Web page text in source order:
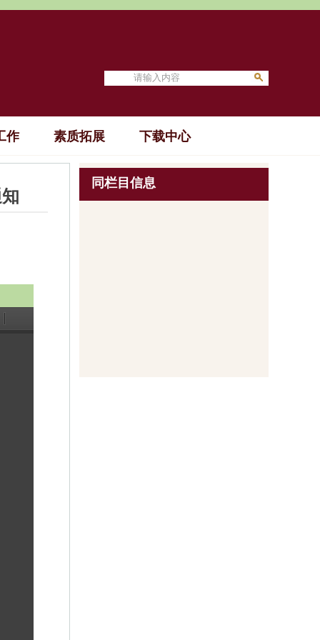
作 素质拓展 下载中心
同栏目信息